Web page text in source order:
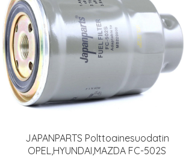
JAPANPARTS Polttoainesuodatin
OPEL,HYUNDAI,MAZDA FC-502S